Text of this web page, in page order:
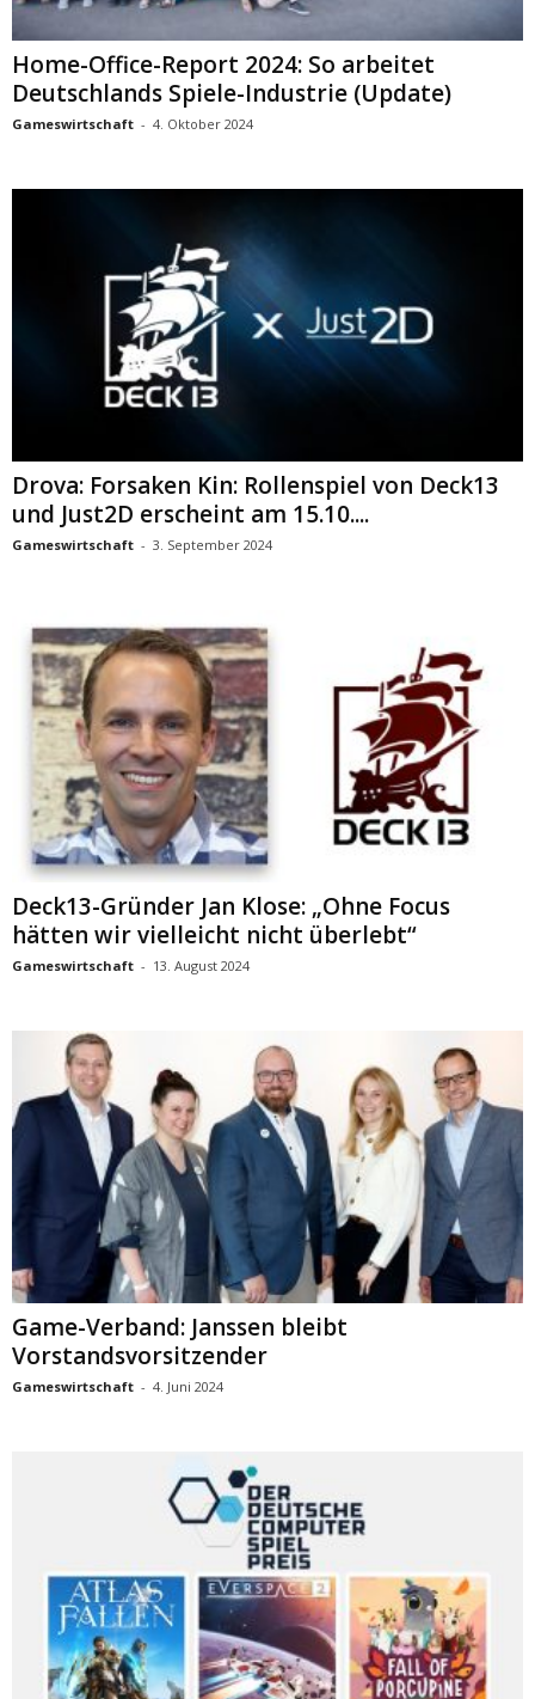
Home-Office-Report 2024: So arbeitet
Deutschlands Spiele-Industrie (Update)
Gameswirtschaft - 4. Oktober 2024
Drova: Forsaken Kin: Rollenspiel von Deck13
und Just2D erscheint am 15.10....
Gameswirtschaft - 3. September 2024
Deck13-Gründer Jan Klose: „Ohne Focus
hätten wir vielleicht nicht überlebt“
Gameswirtschaft - 13. August 2024
Game-Verband: Janssen bleibt
Vorstandsvorsitzender
Gameswirtschaft - 4. Juni 2024